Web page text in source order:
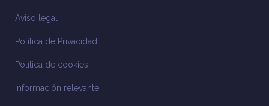
Aviso legal
Política de Privacidad
Política de cookies
Información relevante